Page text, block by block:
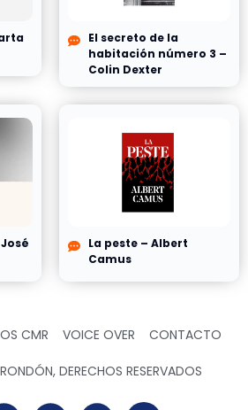
El secreto de la
habitación número 3 –
Colin Dexter
La peste – Albert
Camus
CMR VOICE OVER CONTACTO
DERECHOS RESERVADOS